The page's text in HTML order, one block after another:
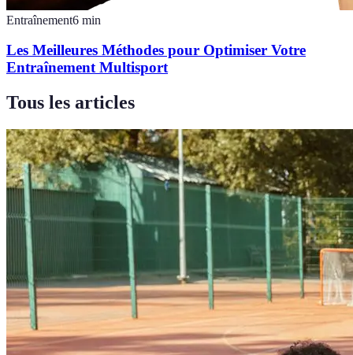
Entraînement6 min
Les Meilleures Méthodes pour Optimiser Votre
Entraînement Multisport
Tous les articles